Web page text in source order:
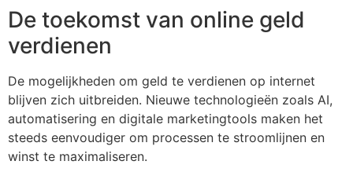
De toekomst van online geld
verdienen
De mogelijkheden om geld te verdienen op internet
blijven zich uitbreiden. Nieuwe technologieën zoals AI,
automatisering en digitale marketingtools maken het
steeds eenvoudiger om processen te stroomlijnen en
winst te maximaliseren.